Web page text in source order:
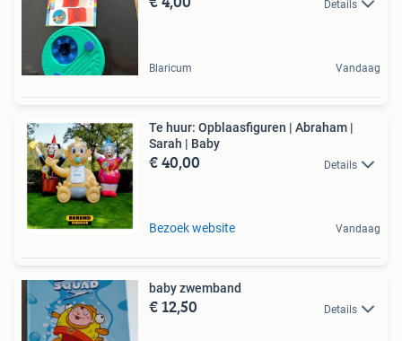
Details
Blaricum Vandaag
Te huur: Opblaasfiguren | Abraham |
Sarah | Baby
€ 40,00 Details
Bezoek website Vandaag
baby zwemband
€ 12,50 Details